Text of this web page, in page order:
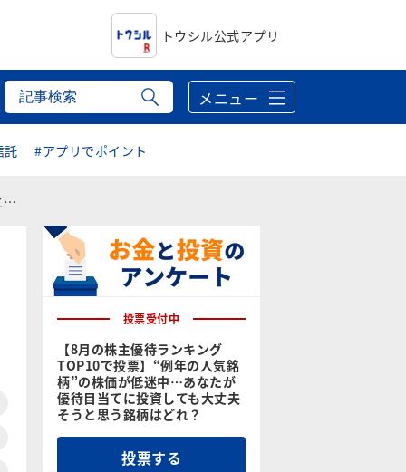
トウシル公式アプリ
メニュー
託 #アプリでポイント
投票受付中
【8月の株主優待ランキング
TOP10で投票】“例年の人気銘
柄”の株価が低迷中…あなたが
優待目当てに投資しても大丈夫
そうと思う銘柄はどれ？
投票する